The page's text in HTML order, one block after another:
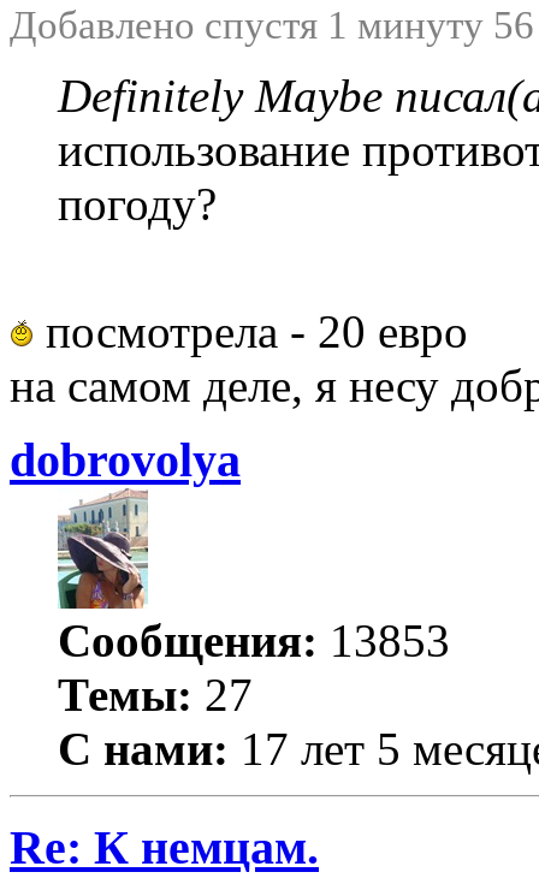
Добавлено спустя 1 минуту
Definitely Maybe
использование
погоду?
посмотрела - 20 евро
на самом деле, я несу
dobrovolya
Сообщения: 13853
Темы: 27
С нами: 17 лет 5
Re: К немцам.